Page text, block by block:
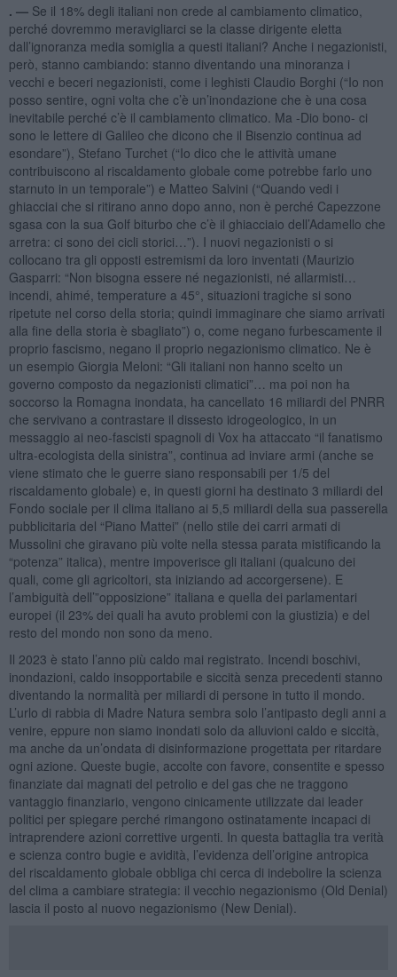
. — Se il 18% degli italiani non crede al cambiamento climatico,
perché dovremmo meravigliarci se la classe dirigente eletta
dall’ignoranza media somiglia a questi italiani? Anche i negazionisti,
però, stanno cambiando: stanno diventando una minoranza i
vecchi e beceri negazionisti, come i leghisti Claudio Borghi (“Io non
posso sentire, ogni volta che c’è un’inondazione che è una cosa
inevitabile perché c’è il cambiamento climatico. Ma -Dio bono- ci
sono le lettere di Galileo che dicono che il Bisenzio continua ad
esondare”), Stefano Turchet (“Io dico che le attività umane
contribuiscono al riscaldamento globale come potrebbe farlo uno
starnuto in un temporale”) e Matteo Salvini (“Quando vedi i
ghiacciai che si ritirano anno dopo anno, non è perché Capezzone
sgasa con la sua Golf biturbo che c’è il ghiacciaio dell’Adamello che
arretra: ci sono dei cicli storici…”). I nuovi negazionisti o si
collocano tra gli opposti estremismi da loro inventati (Maurizio
Gasparri: “Non bisogna essere né negazionisti, né allarmisti…
incendi, ahimé, temperature a 45°, situazioni tragiche si sono
ripetute nel corso della storia; quindi immaginare che siamo arrivati
alla fine della storia è sbagliato”) o, come negano furbescamente il
proprio fascismo, negano il proprio negazionismo climatico. Ne è
un esempio Giorgia Meloni: “Gli italiani non hanno scelto un
governo composto da negazionisti climatici”… ma poi non ha
soccorso la Romagna inondata, ha cancellato 16 miliardi del PNRR
che servivano a contrastare il dissesto idrogeologico, in un
messaggio ai neo-fascisti spagnoli di Vox ha attaccato “il fanatismo
ultra-ecologista della sinistra”, continua ad inviare armi (anche se
viene stimato che le guerre siano responsabili per 1/5 del
riscaldamento globale) e, in questi giorni ha destinato 3 miliardi del
Fondo sociale per il clima italiano ai 5,5 miliardi della sua passerella
pubblicitaria del “Piano Mattei” (nello stile dei carri armati di
Mussolini che giravano più volte nella stessa parata mistificando la
“potenza” italica), mentre impoverisce gli italiani (qualcuno dei
quali, come gli agricoltori, sta iniziando ad accorgersene). E
l’ambiguità dell’”opposizione” italiana e quella dei parlamentari
europei (il 23% dei quali ha avuto problemi con la giustizia) e del
resto del mondo non sono da meno.
Il 2023 è stato l’anno più caldo mai registrato. Incendi boschivi,
inondazioni, caldo insopportabile e siccità senza precedenti stanno
diventando la normalità per miliardi di persone in tutto il mondo.
L’urlo di rabbia di Madre Natura sembra solo l’antipasto degli anni a
venire, eppure non siamo inondati solo da alluvioni caldo e siccità,
ma anche da un’ondata di disinformazione progettata per ritardare
ogni azione. Queste bugie, accolte con favore, consentite e spesso
finanziate dai magnati del petrolio e del gas che ne traggono
vantaggio finanziario, vengono cinicamente utilizzate dai leader
politici per spiegare perché rimangono ostinatamente incapaci di
intraprendere azioni correttive urgenti. In questa battaglia tra verità
e scienza contro bugie e avidità, l’evidenza dell’origine antropica
del riscaldamento globale obbliga chi cerca di indebolire la scienza
del clima a cambiare strategia: il vecchio negazionismo (Old Denial)
lascia il posto al nuovo negazionismo (New Denial).